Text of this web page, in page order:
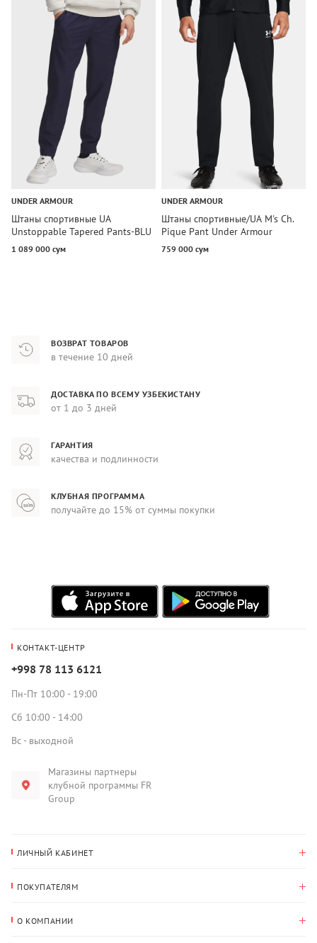
UNDER ARMOUR
Штаны спортивные UA
Unstoppable Tapered Pants-BLU
Under Armour
1 089 000 сум
UNDER ARMOUR
Штаны спортивные/UA M's Ch.
Pique Pant Under Armour
759 000 сум
ВОЗВРАТ ТОВАРОВ
в течение 10 дней
ДОСТАВКА ПО ВСЕМУ УЗБЕКИСТАНУ
от 1 до 3 дней
ГАРАНТИЯ
качества и подлинности
КЛУБНАЯ ПРОГРАММА
получайте до 15% от суммы покупки
КОНТАКТ-ЦЕНТР
+998 78 113 6121
Пн-Пт 10:00 - 19:00
Сб 10:00 - 14:00
Вс - выходной
Магазины партнеры
клубной программы FR
Group
ЛИЧНЫЙ КАБИНЕТ
Адрес для доставки
ПОКУПАТЕЛЯМ
О КОМПАНИИ